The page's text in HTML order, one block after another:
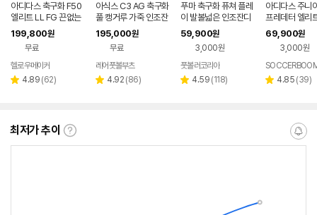
아디다스 축구화 F50
엘리트 LL FG 끈없는
선수용 손흥민 이강인
JR6458
199,800원
무료
헬로우메이커
별 4.89 리
(62)
아식스 C3 AG 축구화
풀 캥거루 가죽 인조잔
디 최상급 1103A121
195,000원
무료
레어풋볼부츠
별 4.92 리
(86)
푸마 축구화 퓨쳐 플레
이 발볼넓은 인조잔디
맨땅 축구화 107939
01
59,900원
3,000원
풋볼러코리아
별 4.59 리
(118)
아디다스 주니
프레데터 엘리
화 IG7745(옐
69,900원
3,000원
별 4.85 리
(39)
최저가 추이
최
알